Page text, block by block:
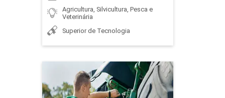
45
Agricultura, Silvicultura, Pesca e
Veterinária
Superior de Tecnologia
Mecanização em
Agricultura de Precisão